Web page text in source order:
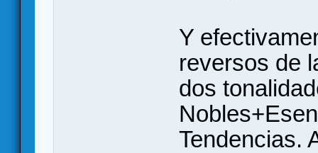
Y
reversos de
dos
Tendencias.